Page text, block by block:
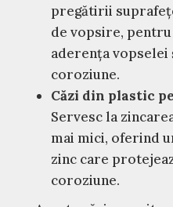
pregătirii
de vopsire,
aderența
coroziune.
Căzi din plastic
Servesc la
mai mici, oferind
zinc care
coroziune.